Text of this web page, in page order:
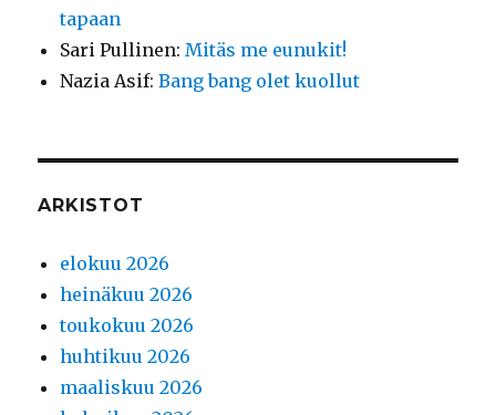
tapaan
Sari Pullinen: Mitäs me eunukit!
Nazia Asif:Bang bang olet kuollut
ARKISTOT
elokuu 2026
heinäkuu 2026
toukokuu 2026
huhtikuu 2026
maaliskuu 2026